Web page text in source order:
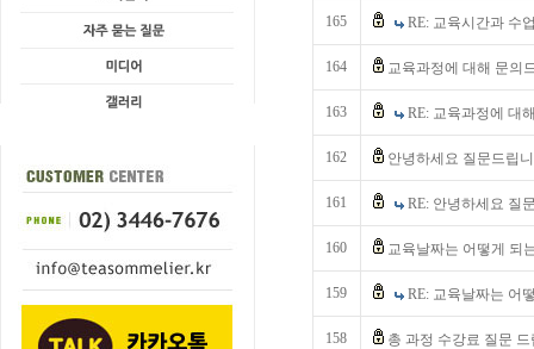
165 RE: 교육시간과 수
164 교육과정에 대해 문의
163 RE: 교육과정에 대
162 안녕하세요 질문드립
161 RE: 안녕하세요 질
160 교육날짜는 어떻게 되
159 RE: 교육날짜는 어
158 총 과정 수강료 질문